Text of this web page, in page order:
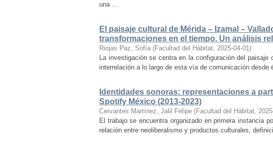
una ...
El paisaje cultural de Mérida – Izamal –
transformaciones en el tiempo. Un análisis
Riojas Paz, Sofía (Facultad del Hábitat, 2025-04-01)
La investigación se centra en la configuración del
interrelación a lo largo de esta vía de comunicación
Identidades sonoras: representaciones a
Spotify México (2013-2023)
Cervantes Martínez, Jalil Felipe (Facultad del Hábitat,
El trabajo se encuentra organizado en primera instancia
relación entre neoliberalismo y productos culturales,